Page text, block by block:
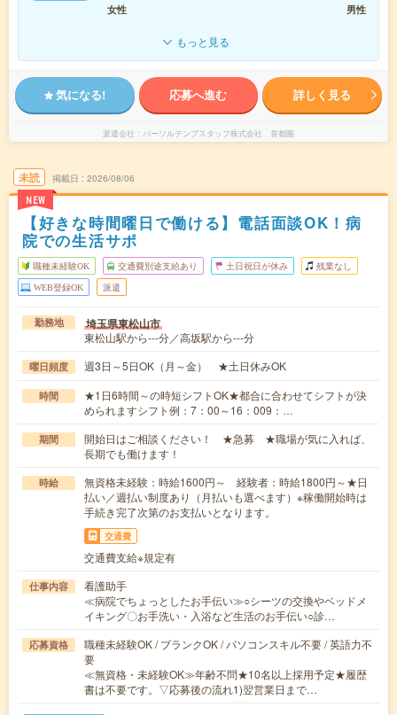
女性
男性
もっと見る
気になる! 応募へ進む 詳しく見る
派遣会社 パーソルテンプスタッフ株式会社 首都圏
未読
NEW
掲載日 2026/08/06
【好きな時間曜日で働ける】電話面談OK！病
院での生活サポ
職種未経験OK 交通費別途支給あり 土日祝日が休み 残業なし
WEB登録OK 派遣
勤務地 埼玉県東松山市
東松山駅から---分／高坂駅から---分
曜日頻度 週3日～5日OK（月～金） ★土日休みOK
時間
★1日6時間～の時短シフトOK★都合に合わせてシフトが決
められますシフト例：7：00～16：009：…
期間
開始日はご相談ください！ ★急募 ★職場が気に入れば、
長期でも働けます！
時給
無資格未経験：時給1600円～ 経験者：時給1800円～★日
払い／週払い制度あり（月払いも選べます）※稼働開始時は
手続き完了次第のお支払いとなります。
交通費
交通費支給※規定有
仕事内容
看護助手
≪病院でちょっとしたお手伝い≫○シーツの交換やベッドメ
イキング〇お手洗い・入浴など生活のお手伝い○診…
応募資格
職種未経験OK / ブランクOK / パソコンスキル不要 / 英語力不
要
≪無資格・未経験OK≫年齢不問★10名以上採用予定★履歴
書は不要です。▽応募後の流れ1)翌営業日まで…